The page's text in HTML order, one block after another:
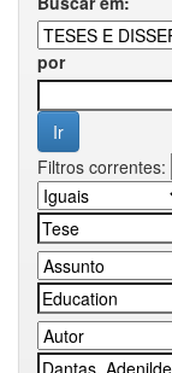
por
Filtros correntes: